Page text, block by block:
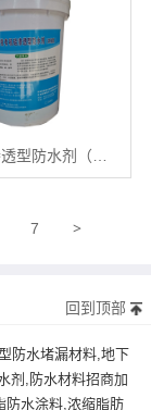
型防水剂（…
7 >
回到顶部
防水堵漏材料,地下
剂,防水材料招商加
防水涂料,浓缩脂肪